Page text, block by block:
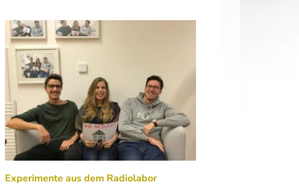
Experimente aus dem Radiolabor